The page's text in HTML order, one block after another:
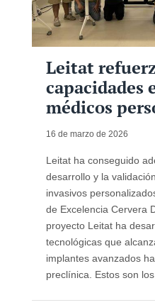
Leitat
capacidades
médicos
16 de marzo de 2026
Leitat ha conseguido
desarrollo y la
invasivos
de Excelencia Cervera
proyecto Leitat ha
tecnológicas que
implantes avanzados
preclínica. Estos son los